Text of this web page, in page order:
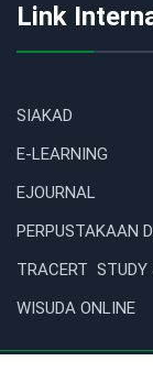
Link
SIAKAD
E-LEARNING
EJOURNAL
PERPUSTAKAAN
TRACERT STUDY
WISUDA ONLINE